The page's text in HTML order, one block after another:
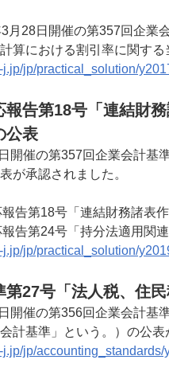
月28日開催の第357回企業
算における割引率に関す
j.jp/jp/practical_solution/
報告第18号「連結財
公表
開催の第357回企業会計基
が承認されました。
告第18号「連結財務諸表
告第24号「持分法適用関
j.jp/jp/practical_solution/
第27号「法人税、住
開催の第356回企業会計基
計基準」という。）の公
j.jp/jp/